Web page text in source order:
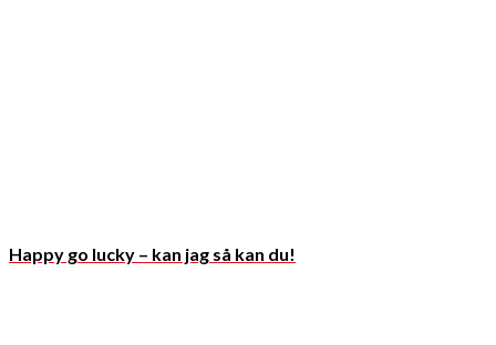
Happy go lucky – kan jag så kan du!